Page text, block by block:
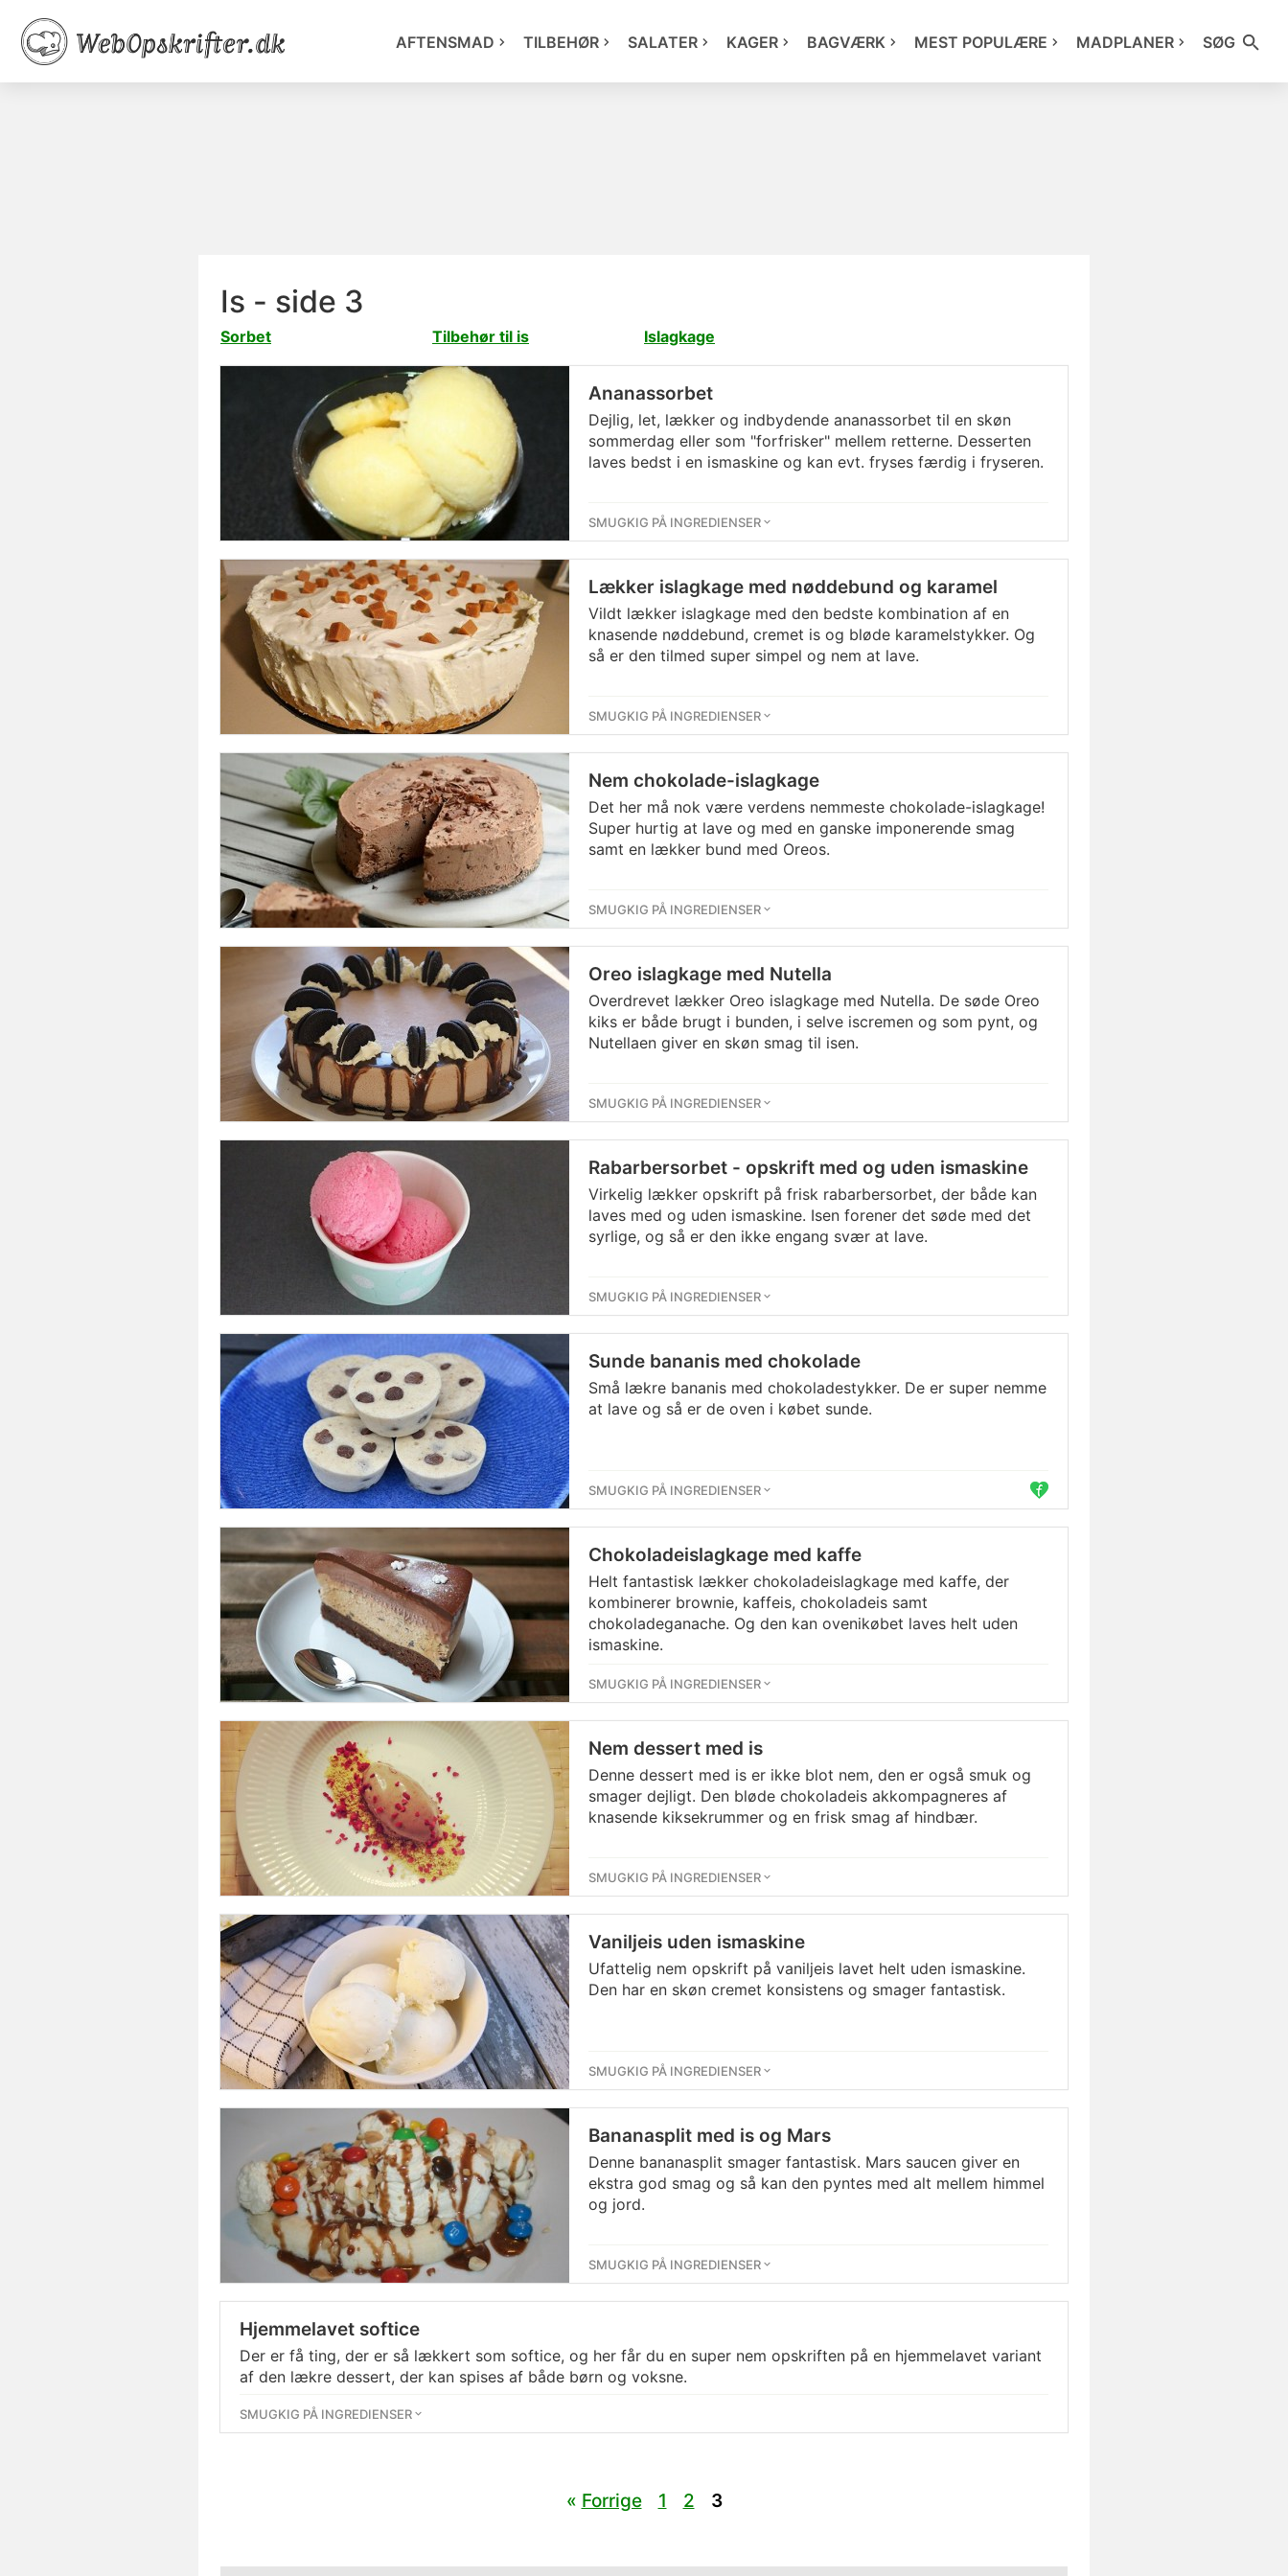
AFTENSMAD TILBEHØR SALATER KAGER BAGVÆRK MEST POPULÆRE MADPLANER SØG
Is - side 3
Sorbet Tilbehør til is Islagkage
Ananassorbet
Dejlig, let, lækker og indbydende ananassorbet til en skøn
sommerdag eller som "forfrisker" mellem retterne. Desserten
laves bedst i en ismaskine og kan evt. fryses færdig i fryseren.
SMUGKIG PÅ INGREDIENSER
Lækker islagkage med nøddebund og karamel
Vildt lækker islagkage med den bedste kombination af en
knasende nøddebund, cremet is og bløde karamelstykker. Og
så er den tilmed super simpel og nem at lave.
SMUGKIG PÅ INGREDIENSER
Nem chokolade-islagkage
Det her må nok være verdens nemmeste chokolade-islagkage!
Super hurtig at lave og med en ganske imponerende smag
samt en lækker bund med Oreos.
SMUGKIG PÅ INGREDIENSER
Oreo islagkage med Nutella
Overdrevet lækker Oreo islagkage med Nutella. De søde Oreo
kiks er både brugt i bunden, i selve iscremen og som pynt, og
Nutellaen giver en skøn smag til isen.
SMUGKIG PÅ INGREDIENSER
Rabarbersorbet - opskrift med og uden ismaskine
Virkelig lækker opskrift på frisk rabarbersorbet, der både kan
laves med og uden ismaskine. Isen forener det søde med det
syrlige, og så er den ikke engang svær at lave.
SMUGKIG PÅ INGREDIENSER
Sunde bananis med chokolade
Små lækre bananis med chokoladestykker. De er super nemme
at lave og så er de oven i købet sunde.
SMUGKIG PÅ INGREDIENSER
Chokoladeislagkage med kaffe
Helt fantastisk lækker chokoladeislagkage med kaffe, der
kombinerer brownie, kaffeis, chokoladeis samt
chokoladeganache. Og den kan ovenikøbet laves helt uden
ismaskine.
SMUGKIG PÅ INGREDIENSER
Nem dessert med is
Denne dessert med is er ikke blot nem, den er også smuk og
smager dejligt. Den bløde chokoladeis akkompagneres af
knasende kiksekrummer og en frisk smag af hindbær.
SMUGKIG PÅ INGREDIENSER
Vaniljeis uden ismaskine
Ufattelig nem opskrift på vaniljeis lavet helt uden ismaskine.
Den har en skøn cremet konsistens og smager fantastisk.
SMUGKIG PÅ INGREDIENSER
Bananasplit med is og Mars
Denne bananasplit smager fantastisk. Mars saucen giver en
ekstra god smag og så kan den pyntes med alt mellem himmel
og jord.
SMUGKIG PÅ INGREDIENSER
Hjemmelavet softice
Der er få ting, der er så lækkert som softice, og her får du en super nem opskriften på en hjemmelavet variant
af den lækre dessert, der kan spises af både børn og voksne.
SMUGKIG PÅ INGREDIENSER
« Forrige 1 2 3